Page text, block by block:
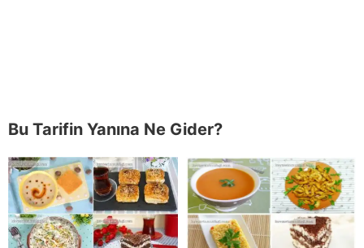
Bu Tarifin Yanına Ne Gider?